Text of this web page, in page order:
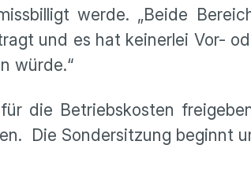
werde. „Beide
und es hat keinerlei Vor-
würde.“
die Betriebskosten
Die Sondersitzung beginnt